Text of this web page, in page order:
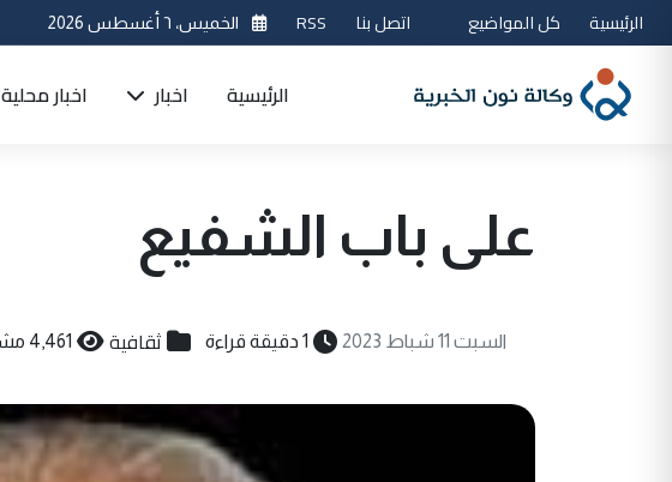
الرئيسية كل المواضيع اتصل بنا RSS الخميس، ٦ أغسطس 2026
الرئيسية اخبار اخبار محلية
على باب الشفيع
السبت 11 شباط 2023 1 دقيقة قراءة ثقافية 4,461 مشاهدة